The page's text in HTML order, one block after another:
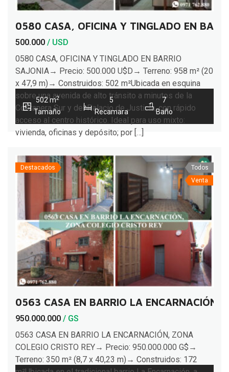
0580 CASA, OFICINA Y TINGLADO EN
500.000 / USD
0580 CASA, OFICINA Y TINGLADO EN BARRIO
SAJONIA→ Precio: 500.000 U$D→ Terreno: 958 m² (20
x 47,9 m)→ Construidos: 502 m²Ubicada en esquina
sobre una avenida de alto tránsito a minutos de la
Costanera Sur y del Palacio de Justicia, con rápido
acceso al centro histórico. Ideal para uso mixto:
vivienda, oficinas y depósito; por […]
502 m2
Tamaño
5
Recamara
7
Baño
Destacados
Todos
Venta
0563 CASA EN BARRIO LA ENCARNACIÓN,
950.000.000 / GS
0563 CASA EN BARRIO LA ENCARNACIÓN, ZONA
COLEGIO CRISTO REY→ Precio: 950.000.000 G$→
Terreno: 350 m² (8,7 x 40,23 m)→ Construidos: 172